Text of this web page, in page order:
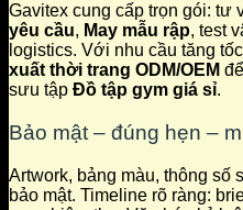
Gavitex cung cấp trọn gói: tư
yêu cầu, May mẫu rập, test
logistics. Với nhu cầu tăng
xuất thời trang ODM/OEM
sưu tập Đồ tập gym giá sỉ.
Bảo mật – đúng hẹn –
Artwork, bảng màu, thông
bảo mật. Timeline rõ ràng: